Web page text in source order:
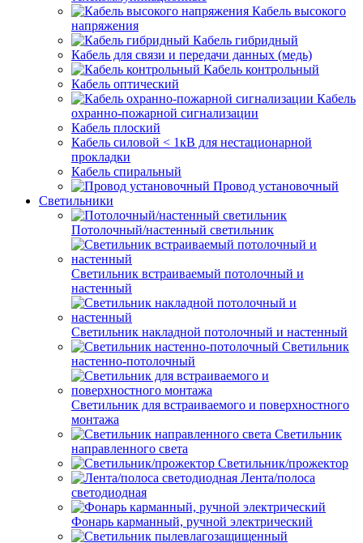
Кабель высокого
напряжения
Кабель гибридный
Кабель для связи и передачи данных (медь)
Кабель контрольный
Кабель оптический
Кабель
охранно-пожарной сигнализации
Кабель плоский
Кабель силовой < 1кВ для нестационарной
прокладки
Кабель спиральный
Провод установочный
Светильники
Потолочный/настенный светильник
Светильник встраиваемый потолочный и
настенный
Светильник накладной потолочный и настенный
Светильник
настенно-потолочный
Светильник для встраиваемого и поверхностного
монтажа
Светильник
направленного света
Светильник/прожектор
Лента/полоса
светодиодная
Фонарь карманный, ручной электрический